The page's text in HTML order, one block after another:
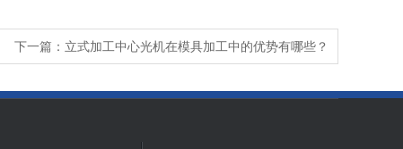
下一篇：立式加工中心光机在模具加工中的优势有哪些？